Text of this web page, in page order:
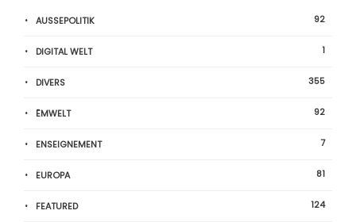
AUSSEPOLITIK 92
DIGITAL WELT 1
DIVERS 355
ËMWELT 92
ENSEIGNEMENT 7
EUROPA 81
FEATURED 124